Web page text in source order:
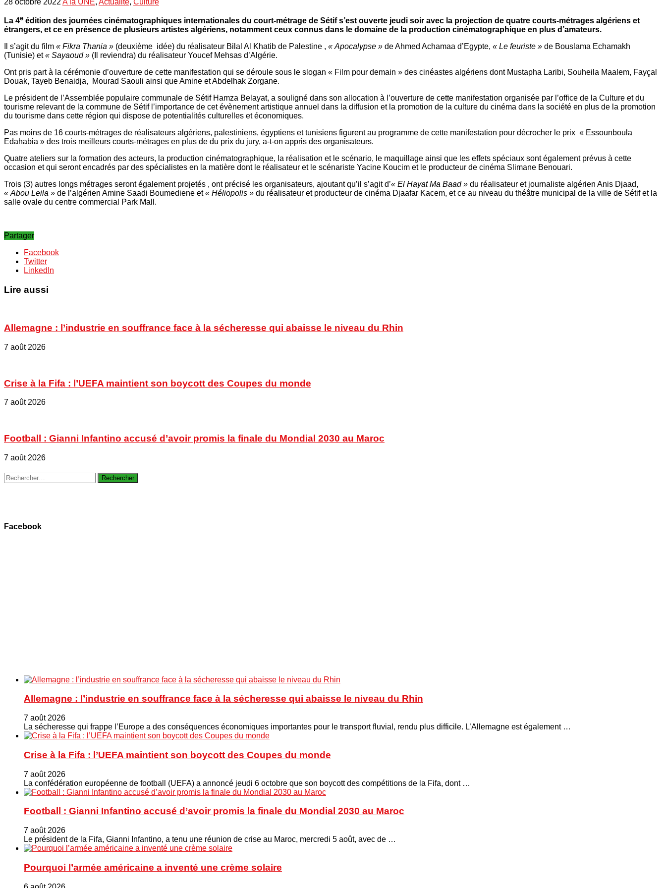
La 4e édition des journées cinématographiques internationales du court-métrage de Sétif s’est ouverte jeudi soir avec la projection de quatre courts-métrages algériens et
étrangers, et ce en présence de plusieurs artistes algériens, notamment ceux connus dans le domaine de la production cinématographique en plus d’amateurs.
Il s’agit du film « Fikra Thania » (deuxième idée) du réalisateur Bilal Al Khatib de Palestine , « Apocalypse » de Ahmed Achamaa d’Egypte, « Le feuriste » de Bouslama Echamakh
(Tunisie) et« Sayaoud » (Il reviendra) du réalisateur Youcef Mehsas d’Algérie.
Ont pris part à la cérémonie d’ouverture de cette manifestation qui se déroule sous le slogan « Film pour demain » des cinéastes algériens dont Mustapha Laribi, Souheila Maalem, Fayçal
Douak, Tayeb Benaidja, Mourad Saouli ainsi que Amine et Abdelhak Zorgane.
Le président de l’Assemblée populaire communale de Sétif Hamza Belayat, a souligné dans son allocation à l’ouverture de cette manifestation organisée par l’office de la Culture et du
tourisme relevant de la commune de Sétif l’importance de cet évènement artistique annuel dans la diffusion et la promotion de la culture du cinéma dans la société en plus de la promotion
du tourisme dans cette région qui dispose de potentialités culturelles et économiques.
Pas moins de 16 courts-métrages de réalisateurs algériens, palestiniens, égyptiens et tunisiens figurent au programme de cette manifestation pour décrocher le prix « Essounboula
Edahabia » des trois meilleurs courts-métrages en plus de du prix du jury, a-t-on appris des organisateurs.
Quatre ateliers sur la formation des acteurs, la production cinématographique, la réalisation et le scénario, le maquillage ainsi que les effets spéciaux sont également prévus à cette
occasion et qui seront encadrés par des spécialistes en la matière dont le réalisateur et le scénariste Yacine Koucim et le producteur de cinéma Slimane Benouari.
Trois (3) autres longs métrages seront également projetés , ont précisé les organisateurs, ajoutant qu’il s’agit d’« El Hayat Ma Baad » du réalisateur et journaliste algérien Anis Djaad,
« Abou Leila » de l’algérien Amine Saadi Boumediene et« Héliopolis » du réalisateur et producteur de cinéma Djaafar Kacem, et ce au niveau du théâtre municipal de la ville de Sétif et la
salle ovale du centre commercial Park Mall.
Partager
Facebook
Twitter
LinkedIn
Lire aussi
Allemagne : l’industrie en souffrance face à la sécheresse qui abaisse le niveau du Rhin
7 août 2026
Crise à la Fifa : l’UEFA maintient son boycott des Coupes du monde
7 août 2026
Football : Gianni Infantino accusé d’avoir promis la finale du Mondial 2030 au Maroc
7 août 2026
Rechercher :
Facebook
Allemagne : l’industrie en souffrance face à la sécheresse qui abaisse le niveau du Rhin
7 août 2026
La sécheresse qui frappe l’Europe a des conséquences économiques importantes pour le transport fluvial, rendu plus difficile. L’Allemagne est également …
Crise à la Fifa : l’UEFA maintient son boycott des Coupes du monde
7 août 2026
La confédération européenne de football (UEFA) a annoncé jeudi 6 octobre que son boycott des compétitions de la Fifa, dont …
Football : Gianni Infantino accusé d’avoir promis la finale du Mondial 2030 au Maroc
7 août 2026
Le président de la Fifa, Gianni Infantino, a tenu une réunion de crise au Maroc, mercredi 5 août, avec de …
Pourquoi l’armée américaine a inventé une crème solaire